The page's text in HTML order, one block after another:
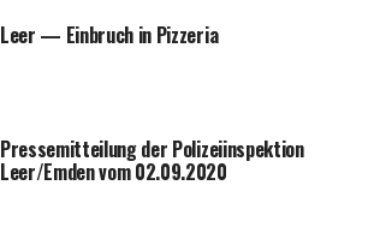
Leer — Ein­bruch in Pizzeria
Pres­se­mit­tei­lung der Poli­zei­in­spek­ti­on
Leer/Emden vom 02.09.2020